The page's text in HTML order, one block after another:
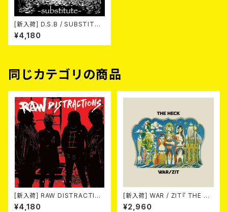
[新入荷] D.S.B / SUBSTITUT
E (LP)
¥4,180
同じカテゴリの商品
[新入荷] RAW DISTRACTIO
NS / 奇しく燃える (LP)
¥4,180
[新入荷] WAR / ZIT『 THE HE
CK( 12") 』
¥2,960